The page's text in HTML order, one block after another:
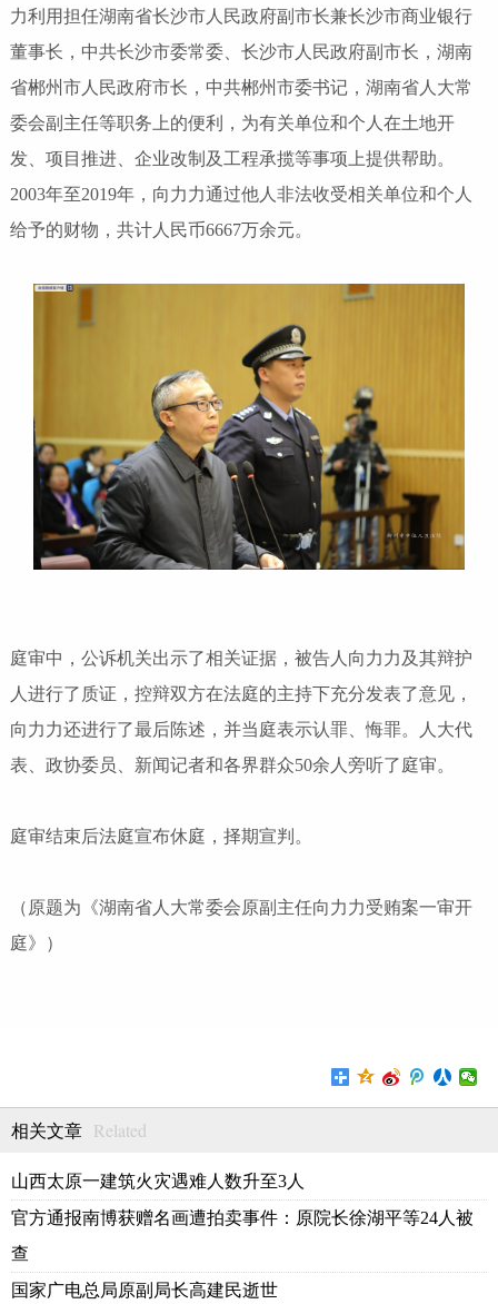
力利用担任湖南省长沙市人民政府副市长兼长沙市商业银行
董事长，中共长沙市委常委、长沙市人民政府副市长，湖南
省郴州市人民政府市长，中共郴州市委书记，湖南省人大常
委会副主任等职务上的便利，为有关单位和个人在土地开
发、项目推进、企业改制及工程承揽等事项上提供帮助。
2003年至2019年，向力力通过他人非法收受相关单位和个人
给予的财物，共计人民币6667万余元。
庭审中，公诉机关出示了相关证据，被告人向力力及其辩护
人进行了质证，控辩双方在法庭的主持下充分发表了意见，
向力力还进行了最后陈述，并当庭表示认罪、悔罪。人大代
表、政协委员、新闻记者和各界群众50余人旁听了庭审。
庭审结束后法庭宣布休庭，择期宣判。
（原题为《湖南省人大常委会原副主任向力力受贿案一审开
庭》）
相关文章 Related
山西太原一建筑火灾遇难人数升至3人
官方通报南博获赠名画遭拍卖事件：原院长徐湖平等24人被
查
国家广电总局原副局长高建民逝世